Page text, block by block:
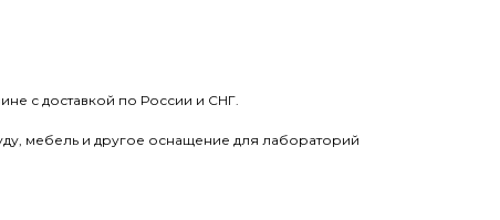
с доставкой по России и СНГ.
мебель и другое оснащение для лабораторий